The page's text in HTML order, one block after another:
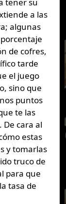
a las
algunas
de cofres,
tarde
el juego
sino que
puntos
te las
cara al
estas
y tomarlas
truco de
para que
tasa de